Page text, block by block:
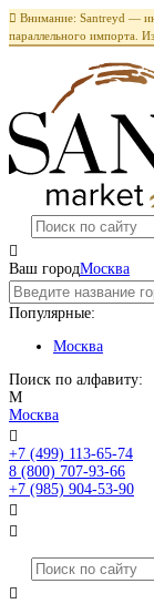
 Внимание: Santreyd —
параллельного импорта.

Ваш городМосква
Популярные:
Москва
Поиск по алфавиту:
М
Москва

+7 (499) 113-65-74
8 (800) 707-93-66
+7 (985) 904-53-90


